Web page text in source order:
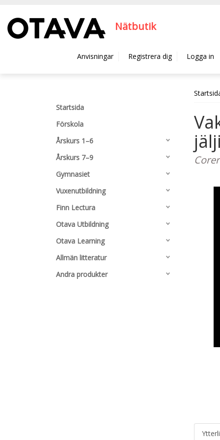
Nätbutik
Anvisningar Registrera dig Logga in
Startsida
Förskola
Årskurs 1–6
Årskurs 7–9
Gymnasiet
Vuxenutbildning
Finn Lectura
Otava Utbildning
Otava Learning
Allmän litteratur
Andra produkter